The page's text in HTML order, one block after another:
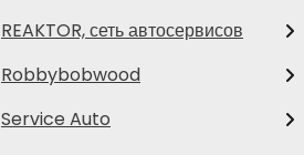
REAKTOR, сеть автосервисов
Robbybobwood
Service Auto